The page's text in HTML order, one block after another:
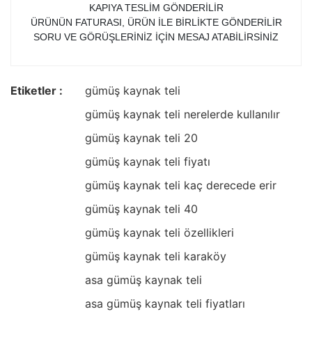
KAPIYA TESLİM GÖNDERİLİR
ÜRÜNÜN FATURASI, ÜRÜN İLE BİRLİKTE GÖNDERİLİR
SORU VE GÖRÜŞLERİNİZ İÇİN MESAJ ATABİLİRSİNİZ
Etiketler :
gümüş kaynak teli
gümüş kaynak teli nerelerde kullanılır
gümüş kaynak teli 20
gümüş kaynak teli fiyatı
gümüş kaynak teli kaç derecede erir
gümüş kaynak teli 40
gümüş kaynak teli özellikleri
gümüş kaynak teli karaköy
asa gümüş kaynak teli
asa gümüş kaynak teli fiyatları